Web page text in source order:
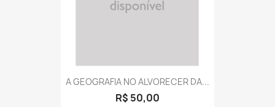
A GEOGRAFIA NO ALVORECER DA...
R$ 50,00